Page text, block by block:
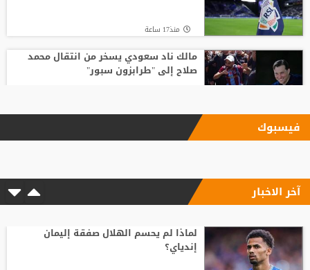
منذ17 ساعة
مالك ناد سعودي يسخر من انتقال محمد
صلاح إلى "طرابزون سبور"
بأرقام استثنائية.. هل يكون كوبارسي
جديدًا
فيسبوك
آخر الاخبار
لماذا لم يحسم الهلال صفقة إليمان
إندياي؟